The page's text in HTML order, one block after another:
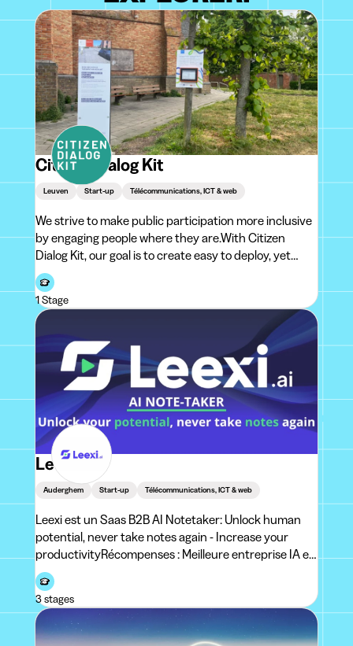
Citizen Dialog Kit
Leuven Start-up Télécommunications, ICT & web
We strive to make public participation more inclusive
by engaging people where they are.With Citizen
Dialog Kit, our goal is to create easy to deploy, yet
highly effective new forms of civic engagement. By
making participation local, contextual and situated,
we aim to provide totally uniqu
1 Stage
Leexi
Auderghem Start-up Télécommunications, ICT & web
Leexi est un Saas B2B AI Notetaker: Unlock human
potential, never take notes again - Increase your
productivityRécompenses : Meilleure entreprise IA en
Belgique (2025)Innovative Starters Awards
(2025)L'Étincelle d'Argent aux Innovation Awards e
3 stages